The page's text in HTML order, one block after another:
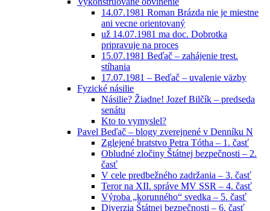
14.07.1981 Roman Brázda nie je miestne
ani vecne orientovaný
už 14.07.1981 ma doc. Dobrotka
pripravuje na proces
15.07.1981 Beďač – zahájenie trest.
stíhania
17.07.1981 – Beďač – uvalenie väzby
Fyzické násilie
Násilie? Žiadne! Jozef Bilčík – predseda
senátu
Kto to vymyslel?
Pavel Beďač – blogy zverejnené v Denníku N
Zglejené bratstvo Petra Tótha – 1. časť
Obludné zločiny Štátnej bezpečnosti – 2.
časť
V cele predbežného zadržania – 3. časť
Teror na XII. správe MV SSR – 4. časť
Výroba „korunného“ svedka – 5. časť
Diverzia Štátnej bezpečnosti – 6. časť